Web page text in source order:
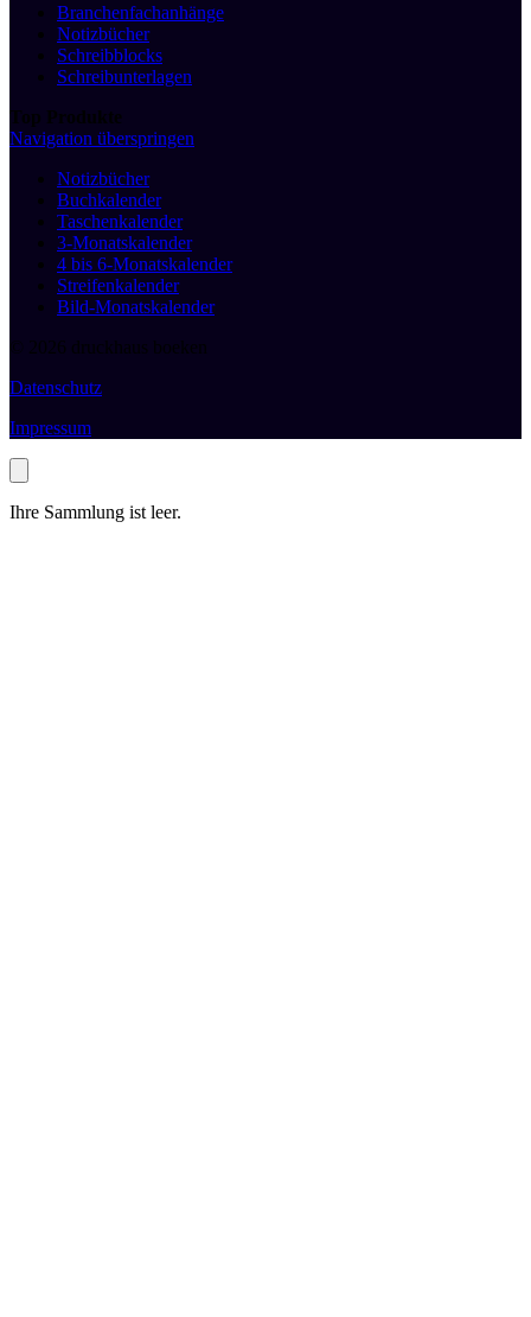
Branchenfachanhänge
Notizbücher
Schreibblocks
Schreibunterlagen
Top Produkte
Navigation überspringen
Notizbücher
Buchkalender
Taschenkalender
3-Monatskalender
4 bis 6-Monatskalender
Streifenkalender
Bild-Monatskalender
© 2026 druckhaus boeken
Datenschutz
Impressum
Ihre Sammlung ist leer.